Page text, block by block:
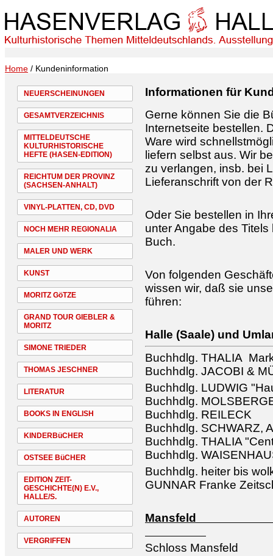
Home / Kundeninformation
NEUERSCHEINUNGEN
GESAMTVERZEICHNIS
MITTELDEUTSCHE
KULTURHISTORISCHE
HEFTE (HASEN-EDITION)
REICHTUM DER PROVINZ
(SACHSEN-ANHALT)
VINYL-PLATTEN, CD, DVD
NOCH MEHR REGIONALIA
MALER UND WERK
KUNST
MORITZ GöTZE
GRAND TOUR GIEBLER &
MORITZ
SIMONE TRIEDER
THOMAS JESCHNER
LITERATUR
BOOKS IN ENGLISH
KINDERBüCHER
OSTSEE BüCHER
EDITION ZEIT-
GESCHICHTE(N) E.V.,
HALLE/S.
AUTOREN
VERGRIFFEN
Informationen für
Gerne können Sie die
Internetseite bestellen.
Ware wird
liefern selbst aus. Wir
zu verlangen, insb. bei
Lieferanschrift von der
Oder Sie bestellen in
unter Angabe des
Buch.
Von folgenden
wissen wir, daß sie
führen:
Halle (Saale) und
Buchhdlg. THALIA
Buchhdlg. JACOBI &
Buchhdlg. LUDWIG
Buchhdlg.
Buchhdlg. REILECK
Buchhdlg. SCHWARZ,
Buchhdlg. THALIA
Buchhdlg.
Buchhdlg. heiter bis
GUNNAR Franke
Schloss Mansfeld